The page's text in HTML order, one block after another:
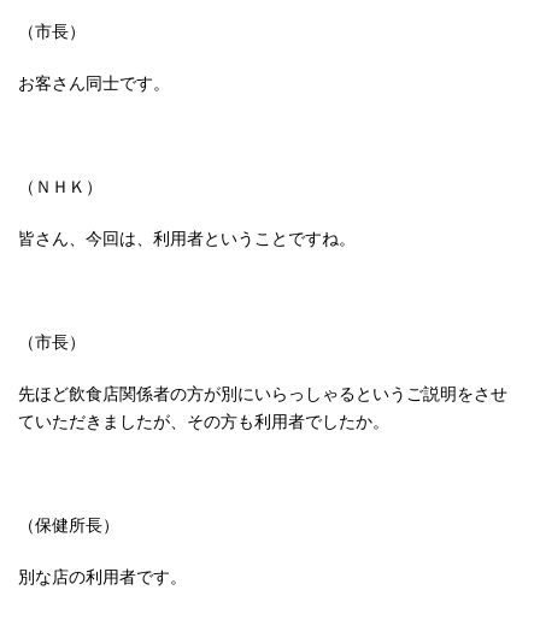
（市長）
お客さん同士です。
（ＮＨＫ）
皆さん、今回は、利用者ということですね。
（市長）
先ほど飲食店関係者の方が別にいらっしゃるというご説明をさせ
ていただきましたが、その方も利用者でしたか。
（保健所長）
別な店の利用者です。